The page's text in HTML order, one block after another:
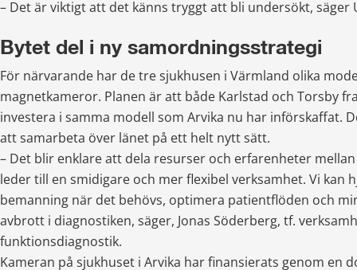
– Det är viktigt att det känns tryggt att bli undersökt, säger
Bytet del i ny samordningsstrategi
För närvarande har de tre sjukhusen i Värmland olika
magnetkameror. Planen är att både Karlstad och Torsby
investera i samma modell som Arvika nu har införskaffat.
att samarbeta över länet på ett helt nytt sätt.
– Det blir enklare att dela resurser och erfarenheter
leder till en smidigare och mer flexibel verksamhet. Vi kan
bemanning när det behövs, optimera patientflöden och
avbrott i diagnostiken, säger, Jonas Söderberg, tf.
funktionsdiagnostik.
Kameran på sjukhuset i Arvika har finansierats genom en